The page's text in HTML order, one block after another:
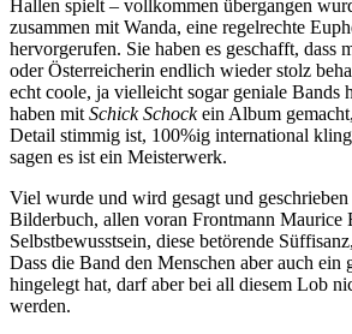
Hallen spielt – vollkommen übergangen
zusammen mit Wanda, eine regelrechte
hervorgerufen. Sie haben es geschafft, dass
oder Österreicherin endlich wieder stolz
echt coole, ja vielleicht sogar geniale Bands
haben mit Schick Schockein Album
Detail stimmig ist, 100%ig international
sagen es ist ein Meisterwerk.
Viel wurde und wird gesagt und
Bilderbuch, allen voran Frontmann Maurice
Selbstbewusstsein, diese betörende
Dass die Band den Menschen aber auch ein
hingelegt hat, darf aber bei all diesem Lob
werden.